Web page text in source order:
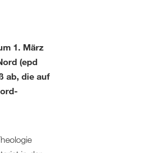
1. März
(epd
ab, die auf